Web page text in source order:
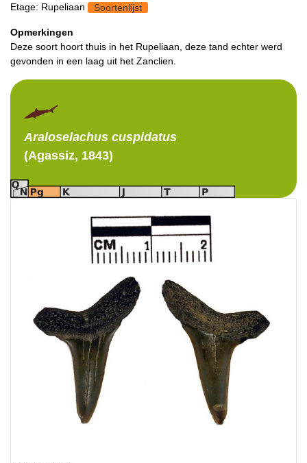
Etage: Rupeliaan
Soortenlijst
Opmerkingen
Deze soort hoort thuis in het Rupeliaan, deze tand echter werd
gevonden in een laag uit het Zanclien.
Araloselachus cuspidatus
(Agassiz, 1843)